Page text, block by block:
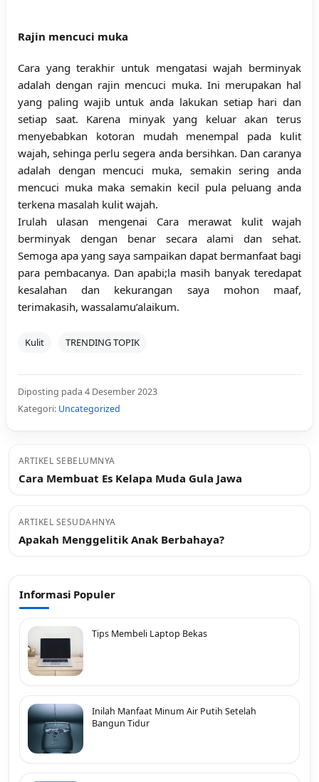
Rajin mencuci muka
Cara yang terakhir untuk mengatasi wajah berminyak
adalah dengan rajin mencuci muka. Ini merupakan hal
yang paling wajib untuk anda lakukan setiap hari dan
setiap saat. Karena minyak yang keluar akan terus
menyebabkan kotoran mudah menempal pada kulit
wajah, sehinga perlu segera anda bersihkan. Dan caranya
adalah dengan mencuci muka, semakin sering anda
mencuci muka maka semakin kecil pula peluang anda
terkena masalah kulit wajah.
Irulah ulasan mengenai Cara merawat kulit wajah
berminyak dengan benar secara alami dan sehat.
Semoga apa yang saya sampaikan dapat bermanfaat bagi
para pembacanya. Dan apabi;la masih banyak teredapat
kesalahan dan kekurangan saya mohon maaf,
terimakasih, wassalamu’alaikum.
Kulit TRENDING TOPIK
Diposting pada 4 Desember 2023
Kategori: Uncategorized
ARTIKEL SEBELUMNYA
Cara Membuat Es Kelapa Muda Gula Jawa
ARTIKEL SESUDAHNYA
Apakah Menggelitik Anak Berbahaya?
Informasi Populer
Tips Membeli Laptop Bekas
Inilah Manfaat Minum Air Putih Setelah
Bangun Tidur